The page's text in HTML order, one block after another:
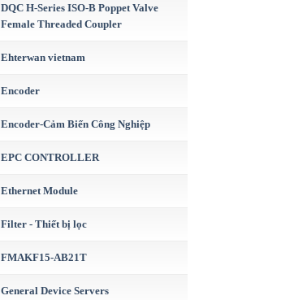
DQC H-Series ISO-B Poppet Valve
Female Threaded Coupler
Ehterwan vietnam
Encoder
Encoder-Cảm Biến Công Nghiệp
EPC CONTROLLER
Ethernet Module
Filter - Thiết bị lọc
FMAKF15-AB21T
General Device Servers